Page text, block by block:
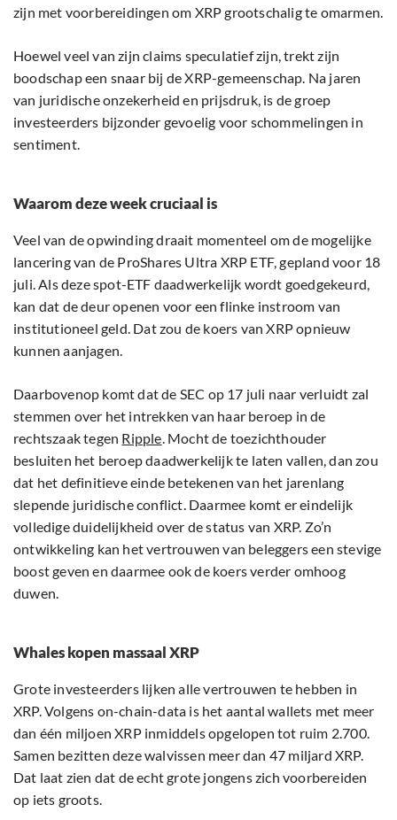
zijn met voorbereidingen om XRP grootschalig te omarmen.
Hoewel veel van zijn claims speculatief zijn, trekt zijn
boodschap een snaar bij de XRP-gemeenschap. Na jaren
van juridische onzekerheid en prijsdruk, is de groep
investeerders bijzonder gevoelig voor schommelingen in
sentiment.
Waarom deze week cruciaal is
Veel van de opwinding draait momenteel om de mogelijke
lancering van de ProShares Ultra XRP ETF, gepland voor 18
juli. Als deze spot-ETF daadwerkelijk wordt goedgekeurd,
kan dat de deur openen voor een flinke instroom van
institutioneel geld. Dat zou de koers van XRP opnieuw
kunnen aanjagen.
Daarbovenop komt dat de SEC op 17 juli naar verluidt zal
stemmen over het intrekken van haar beroep in de
rechtszaak tegen Ripple. Mocht de toezichthouder
besluiten het beroep daadwerkelijk te laten vallen, dan zou
dat het definitieve einde betekenen van het jarenlang
slepende juridische conflict. Daarmee komt er eindelijk
volledige duidelijkheid over de status van XRP. Zo’n
ontwikkeling kan het vertrouwen van beleggers een stevige
boost geven en daarmee ook de koers verder omhoog
duwen.
Whales kopen massaal XRP
Grote investeerders lijken alle vertrouwen te hebben in
XRP. Volgens on-chain-data is het aantal wallets met meer
dan één miljoen XRP inmiddels opgelopen tot ruim 2.700.
Samen bezitten deze walvissen meer dan 47 miljard XRP.
Dat laat zien dat de echt grote jongens zich voorbereiden
op iets groots.